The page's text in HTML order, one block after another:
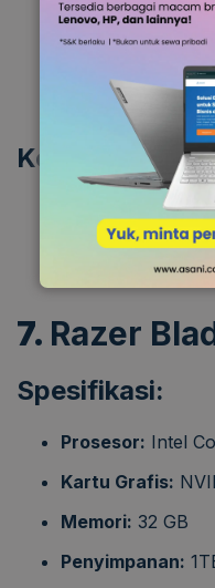
Kinerja GPU yang
Kekurangan:
Berat dan tidak
Harga cukup
7. Razer
Spesifikasi:
Prosesor: Intel
Kartu Grafis:
Memori: 32 GB
Penyimpanan: